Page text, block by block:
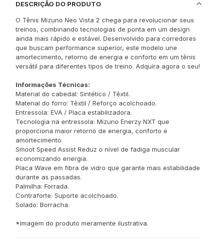
DESCRIÇÃO DO PRODUTO
O Tênis Mizuno Neo Vista 2 chega para revolucionar seus
treinos, combinando tecnologias de ponta em um design
ainda mais rápido e estável. Desenvolvido para corredores
que buscam performance superior, este modelo une
amortecimento, retorno de energia e conforto em um tênis
versátil para diferentes tipos de treino. Adquira agora o seu!
Informações Técnicas:
Material do cabedal: Sintético / Têxtil.
Material do forro: Têxtil / Reforço acolchoado.
Entressola: EVA / Placa estabilizadora.
Tecnologia na entressola: Mizuno Enerzy NXT que
proporciona maior retorno de energia, conforto e
amortecimento.
Smoot Speed Assist Reduz o nível de fadiga muscular
economizando energia.
Placa Wave em fibra de vidro que garante mais estabilidade
durante as passadas.
Palmilha: Forrada.
Contraforte: Suporte acolchoado.
Solado: Borracha.
*Imagem do produto meramente ilustrativa.